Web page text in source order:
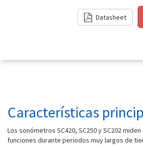
Datasheet
Características
Los sonómetros SC420, SC250 y SC202
funciones durante periodos muy largos de